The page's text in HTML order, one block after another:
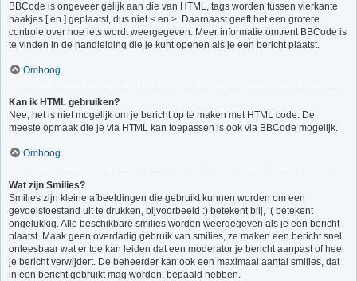
BBCode is ongeveer gelijk aan die van HTML, tags worden tussen vierkante
haakjes [ en ] geplaatst, dus niet < en >. Daarnaast geeft het een grotere
controle over hoe iets wordt weergegeven. Meer informatie omtrent BBCode is
te vinden in de handleiding die je kunt openen als je een bericht plaatst.
Omhoog
Kan ik HTML gebruiken?
Nee, het is niet mogelijk om je bericht op te maken met HTML code. De
meeste opmaak die je via HTML kan toepassen is ook via BBCode mogelijk.
Omhoog
Wat zijn Smilies?
Smilies zijn kleine afbeeldingen die gebruikt kunnen worden om een
gevoelstoestand uit te drukken, bijvoorbeeld :) betekent blij, :( betekent
ongelukkig. Alle beschikbare smilies worden weergegeven als je een bericht
plaatst. Maak geen overdadig gebruik van smilies, ze maken een bericht snel
onleesbaar wat er toe kan leiden dat een moderator je bericht aanpast of heel
je bericht verwijdert. De beheerder kan ook een maximaal aantal smilies, dat
in een bericht gebruikt mag worden, bepaald hebben.